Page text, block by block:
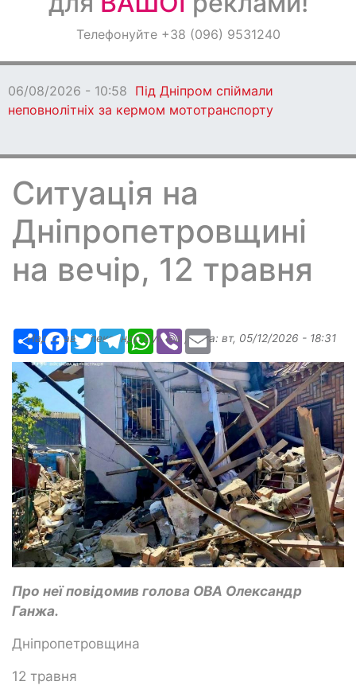
ОголошенняТелефонуйте +38 (096) 9531240
06/08/2026 - 10:58 Під Дніпром спіймали
неповнолітніх за кермом мототранспорту
Ситуація на
Дніпропетровщині
на вечір, 12 травня
РесурсFacebook
TwitterTelegramWhatsApp
ViberEmail
Надіслав:Александр Бугаев , дата: вт, 05/12/2026 - 18:31
Про неї повідомив голова ОВА Олександр
Ганжа.
Дніпропетровщина
12 травня